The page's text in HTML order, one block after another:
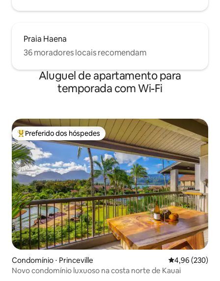
Praia Haena
36 moradores locais recomendam
Aluguel de apartamento para
temporada com Wi-Fi
Entre os melhores preferidos dos hóspedes
Preferido dos hóspedes
Condomínio ⋅ Princeville 4,96 de uma
4,96 (230)
Novo condomínio luxuoso na costa norte de Kauai